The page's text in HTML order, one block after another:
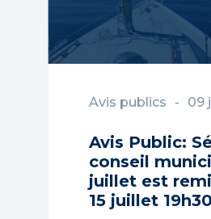
Avis publics 09
Avis Public:
conseil
juillet est
15 juillet 19h30